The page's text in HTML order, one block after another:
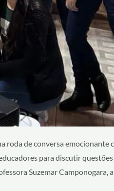
de conversa emocionante
para discutir
Suzemar Camponogara,